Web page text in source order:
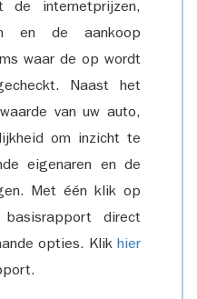
de internetprijzen,
en de aankoop
waar de op wordt
Naast het
van uw auto,
om inzicht te
eigenaren en de
Met één klik op
direct
opties. Klik hier